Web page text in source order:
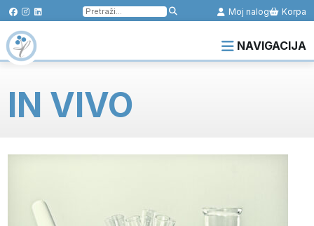
Pretraga
za:
Moj nalog Korpa
NAVIGACIJA
IN VIVO